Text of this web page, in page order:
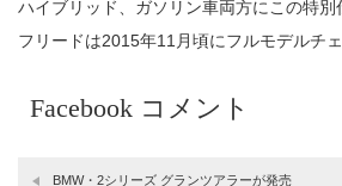
ハイブリッド、ガソリン車両方にこの特別
フリードは2015年11月頃にフルモデルチ
Facebook コメント
BMW・2シリーズ グランツアラーが発売